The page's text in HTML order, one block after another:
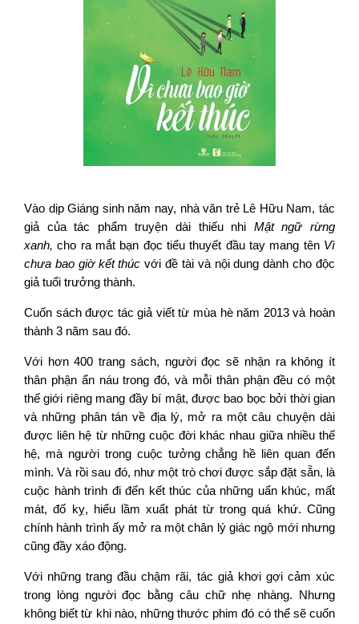
Vào dịp Giáng sinh năm nay, nhà văn trẻ Lê Hữu Nam, tác
giả của tác phẩm truyện dài thiếu nhi Mật ngữ rừng
xanh,cho ra mắt bạn đọc tiểu thuyết đầu tay mang tên Vì
chưa bao giờ kết thúc với đề tài và nội dung dành cho độc
giả tuổi trưởng thành.
Cuốn sách được tác giả viết từ mùa hè năm 2013 và hoàn
thành 3 năm sau đó.
Với hơn 400 trang sách, người đọc sẽ nhận ra không ít
thân phận ẩn náu trong đó, và mỗi thân phận đều có một
thế giới riêng mang đầy bí mật, được bao bọc bởi thời gian
và những phân tán về địa lý, mở ra một câu chuyện dài
được liên hệ từ những cuộc đời khác nhau giữa nhiều thế
hệ, mà người trong cuộc tưởng chẳng hề liên quan đến
mình. Và rồi sau đó, như một trò chơi được sắp đặt sẵn, là
cuộc hành trình đi đến kết thúc của những uẩn khúc, mất
mát, đố kỵ, hiểu lầm xuất phát từ trong quá khứ. Cũng
chính hành trình ấy mở ra một chân lý giác ngộ mới nhưng
cũng đầy xáo động.
Với những trang đầu chậm rãi, tác giả khơi gợi cảm xúc
trong lòng người đọc bằng câu chữ nhẹ nhàng. Nhưng
không biết từ khi nào, những thước phim đó có thể sẽ cuốn